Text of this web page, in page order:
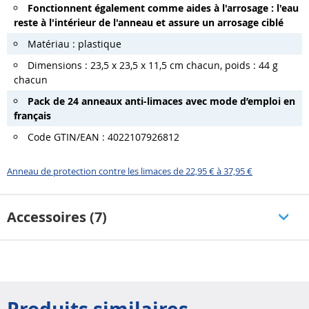
Fonctionnent également comme aides à l'arrosage : l'eau
reste à l'intérieur de l'anneau et assure un arrosage ciblé
Matériau : plastique
Dimensions : 23,5 x 23,5 x 11,5 cm chacun, poids : 44 g
chacun
Pack de 24 anneaux anti-limaces avec mode d’emploi en
français
Code GTIN/EAN : 4022107926812
Anneau de protection contre les limaces de 22,95 € à 37,95 €
Accessoires (7)